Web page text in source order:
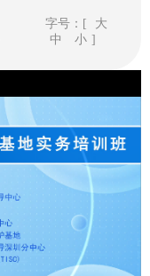
字号：[
大
中
小 ]